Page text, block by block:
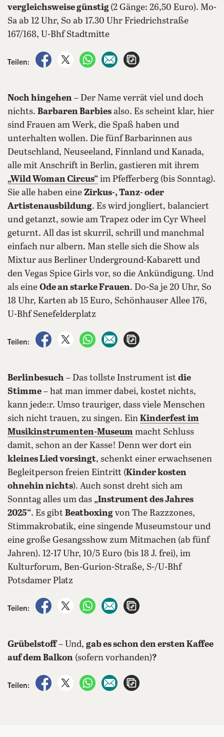
vergleichsweise günstig (2 Gänge: 26,50 Euro). Mo-
Sa ab 12 Uhr, So ab 17.30 Uhr Friedrichstraße
167/168, U-Bhf Stadtmitte
Teilen:
auf Facebook teilen
auf X teilenper WhatsApp teilen
per E-Mail teilen
Noch hingehen – Der Name verrät viel und doch
nichts. Barbaren Barbies also. Es scheint klar, hier
sind Frauen am Werk, die Spaß haben und
unterhalten wollen. Die fünf Barbarinnen aus
Deutschland, Neuseeland, Finnland und Kanada,
alle mit Anschrift in Berlin, gastieren mit ihrem
„Wild Woman Circus“ im Pfefferberg (bis Sonntag).
Sie alle haben eine Zirkus-, Tanz- oder
Artistenausbildung. Es wird jongliert, balanciert
und getanzt, sowie am Trapez oder im Cyr Wheel
geturnt. All das ist skurril, schrill und manchmal
einfach nur albern. Man stelle sich die Show als
Mixtur aus Berliner Underground-Kabarett und
den Vegas Spice Girls vor, so die Ankündigung. Und
als eine Ode an starke Frauen. Do-Sa je 20 Uhr, So
18 Uhr, Karten ab 15 Euro, Schönhauser Allee 176,
U-Bhf Senefelderplatz
Teilen:
auf Facebook teilen
auf X teilenper WhatsApp teilen
per E-Mail teilen
Berlinbesuch – Das tollste Instrument ist die
Stimme – hat man immer dabei, kostet nichts,
kann jede:r. Umso trauriger, dass viele Menschen
sich nicht trauen, zu singen. Ein Kinderfest im
Musikinstrumenten-Museum macht Schluss
damit, schon an der Kasse! Denn wer dort ein
kleines Lied vorsingt, schenkt einer erwachsenen
Begleitperson freien Eintritt (Kinder kosten
ohnehin nichts). Auch sonst dreht sich am
Sonntag alles um das „Instrument des Jahres
2025“. Es gibt Beatboxing von The Razzzones,
Stimmakrobatik, eine singende Museumstour und
eine große Gesangsshow zum Mitmachen (ab fünf
Jahren). 12-17 Uhr, 10/5 Euro (bis 18 J. frei), im
Kulturforum, Ben-Gurion-Straße, S-/U-Bhf
Potsdamer Platz
Teilen:
auf Facebook teilen
auf X teilenper WhatsApp teilen
per E-Mail teilen
Grübelstoff– Und, gab es schon den ersten Kaffee
auf dem Balkon (sofern vorhanden)?
Teilen:
auf Facebook teilen
auf X teilenper WhatsApp teilen
per E-Mail teilen